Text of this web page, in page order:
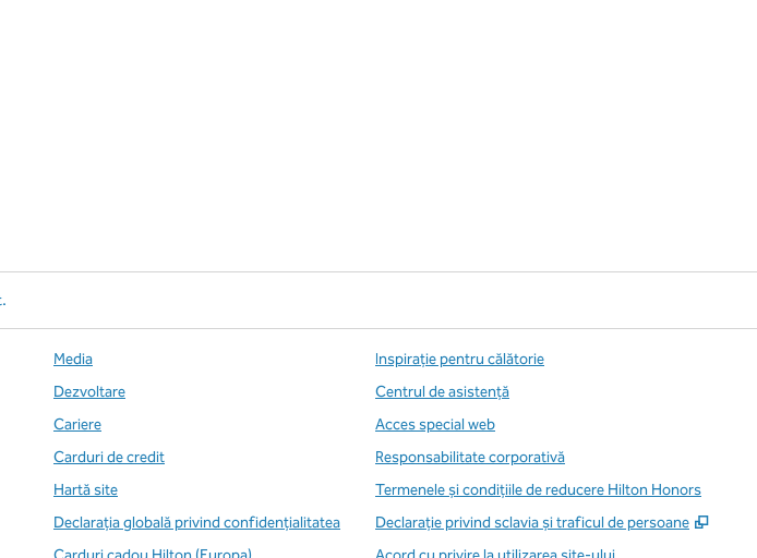
Media
Dezvoltare
Cariere
Carduri de credit
Hartă site
Declarația globală privind confidenţialitatea
Inspirație pentru călătorie
Centrul de asistență
Acces special web
Responsabilitate corporativă
Termenele și condițiile de reducere Hilton Honors
Declarație privind sclavia și traficul de persoane
,